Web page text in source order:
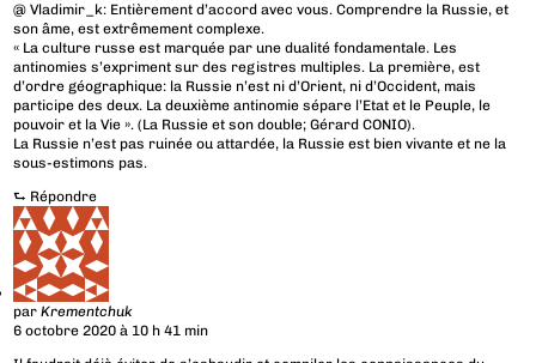
@ Vladimir_k: Entièrement d’accord avec vous. Comprendre la Russie, et
son âme, est extrêmement complexe.
« La culture russe est marquée par une dualité fondamentale. Les
antinomies s’expriment sur des registres multiples. La première, est
d’ordre géographique: la Russie n’est ni d’Orient, ni d’Occident, mais
participe des deux. La deuxième antinomie sépare l’Etat et le Peuple, le
pouvoir et la Vie ». (La Russie et son double; Gérard CONIO).
La Russie n’est pas ruinée ou attardée, la Russie est bien vivante et ne la
sous-estimons pas.
⮑ Répondre
parKrementchuk
6 octobre 2020 à 10 h 41 min